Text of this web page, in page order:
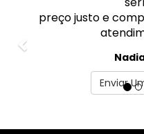
preço justo e
Enviar